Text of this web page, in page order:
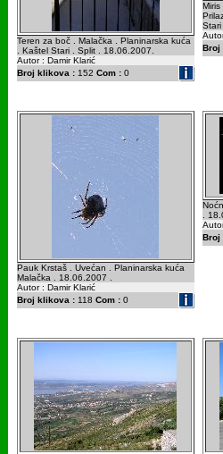
Teren za boč . Malačka . Planinarska kuća
. Kaštel Stari . Split . 18.06.2007.
Autor : Damir Klarić
Broj klikova :152 Com :0
Broj
Pauk Krstaš . Uvećan . Planinarska kuća
Malačka . 18.06.2007 .
Autor : Damir Klarić
Broj klikova :118 Com :0
.
Broj